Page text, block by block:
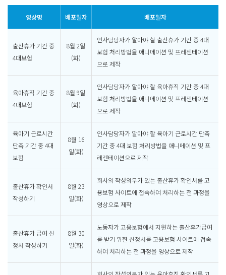
영상명 배포일자 배포일자
출산휴가 기간 중
4대보험
8월 2일
(화)
인사담당자가 알아야 할 출산휴가 기간 중 4대
보험 처리방법을 애니메이션 및 프레젠테이션
으로 제작
육아휴직 기간 중
4대보험
8월 9일
(화)
인사담당자가 알아야 할 육아휴직 기간 중 4대
보험 처리방법을 애니메이션 및 프레젠테이션
으로 제작
육아기 근로시간
단축 기간 중 4대
보험
8월 16
일(화)
인사담당자가 알아야 할 육아기 근로시간 단축
기간 중 4대 보험 처리방법을 애니메이션 및 프
레젠테이션으로 제작
출산휴가 확인서
작성하기
8월 23
일(화)
회사의 작성의무가 있는 출산휴가 확인서를 고
용보험 사이트에 접속하여 처리하는 전 과정을
영상으로 제작
출산휴가 급여 신
청서 작성하기
8월 30
일(화)
노동자가 고용보험에서 지원하는 출산휴가급여
를 받기 위한 신청서를 고용보험 사이트에 접속
하여 처리하는 전 과정을 영상으로 제작